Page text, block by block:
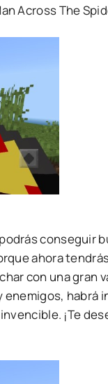
Across The
conseguir
ahora
con una gran
enemigos, habrá
¡Te